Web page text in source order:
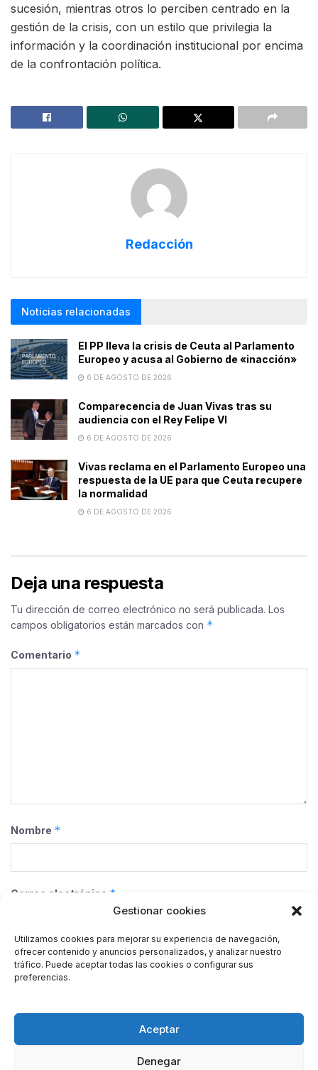
Gestionar cookies
Utilizamos cookies para mejorar su experiencia de navegación,
ofrecer contenido y anuncios personalizados, y analizar nuestro
tráfico. Puede aceptar todas las cookies o configurar sus
preferencias.
Aceptar
Denegar
sucesión, mientras otros lo perciben centrado en la
gestión de la crisis, con un estilo que privilegia la
información y la coordinación institucional por encima
de la confrontación política.
Redacción
Noticias relacionadas
El PP lleva la crisis de Ceuta al Parlamento
Europeo y acusa al Gobierno de «inacción»
6 DE AGOSTO DE 2026
Comparecencia de Juan Vivas tras su
audiencia con el Rey Felipe VI
6 DE AGOSTO DE 2026
Vivas reclama en el Parlamento Europeo una
respuesta de la UE para que Ceuta recupere
la normalidad
6 DE AGOSTO DE 2026
Deja una respuesta
Tu dirección de correo electrónico no será publicada. Los
campos obligatorios están marcados con *
Comentario *
Nombre *
Correo electrónico *
Web
navegador para la próxima vez que comente.